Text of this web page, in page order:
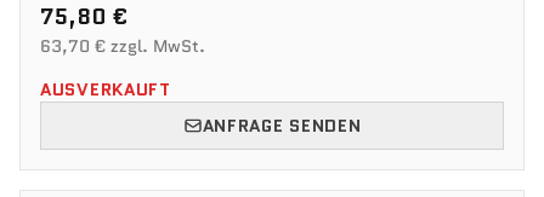
75,80 €
63,70 € zzgl. MwSt.
AUSVERKAUFT
ANFRAGE SENDEN